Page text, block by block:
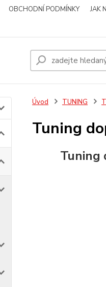
OBCHODNÍ PODMÍNKY JAK
Úvod TUNING
Tuning
Tuning